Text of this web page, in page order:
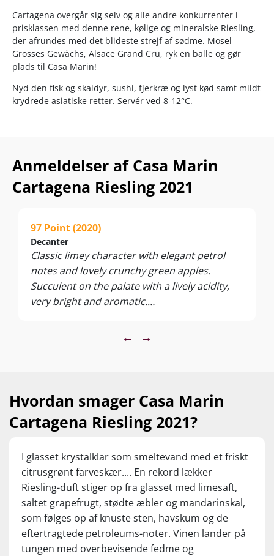
Cartagena overgår sig selv og alle andre konkurrenter i
prisklassen med denne rene, kølige og mineralske Riesling,
der afrundes med det blideste strejf af sødme. Mosel
Grosses Gewächs, Alsace Grand Cru, ryk en balle og gør
plads til Casa Marin!
Nyd den fisk og skaldyr, sushi, fjerkræ og lyst kød samt mildt
krydrede asiatiske retter. Servér ved 8-12°C.
Anmeldelser af Casa Marin
Cartagena Riesling 2021
97 Point (2020)
Decanter
Classic limey character with elegant petrol
notes and lovely crunchy green apples.
Succulent on the palate with a lively acidity,
very bright and aromatic.
← →
Hvordan smager Casa Marin
Cartagena Riesling 2021?
I glasset krystalklar som smeltevand med et friskt
citrusgrønt farveskær.... En rekord lækker
Riesling-duft stiger op fra glasset med limesaft,
saltet grapefrugt, stødte æbler og mandarinskal,
som følges op af knuste sten, havskum og de
eftertragtede petroleums-noter. Vinen lander på
tungen med overbevisende fedme og